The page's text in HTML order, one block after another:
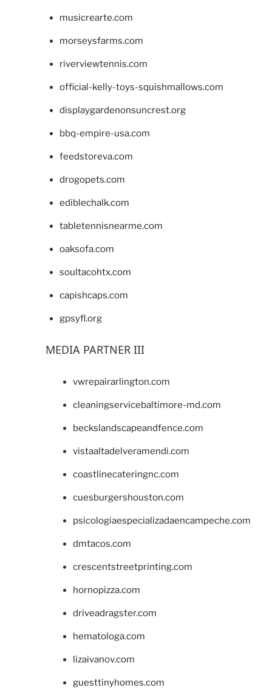
musicrearte.com
morseysfarms.com
riverviewtennis.com
official-kelly-toys-squishmallows.com
displaygardenonsuncrest.org
bbq-empire-usa.com
feedstoreva.com
drogopets.com
ediblechalk.com
tabletennisnearme.com
oaksofa.com
soultacohtx.com
capishcaps.com
gpsyfl.org
MEDIA PARTNER III
vwrepairarlington.com
cleaningservicebaltimore-md.com
beckslandscapeandfence.com
vistaaltadelveramendi.com
coastlinecateringnc.com
cuesburgershouston.com
psicologiaespecializadaencampeche.com
dmtacos.com
crescentstreetprinting.com
hornopizza.com
driveadragster.com
hematologa.com
lizaivanov.com
guesttinyhomes.com